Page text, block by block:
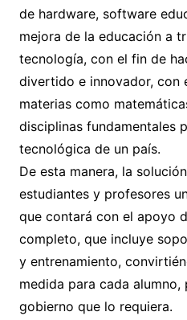
de hardware, software
mejora de la educación a
tecnología, con el fin de
divertido e innovador, con
materias como
disciplinas fundamentales
tecnológica de un país.
De esta manera, la
estudiantes y profesores
que contará con el apoyo
completo, que incluye
y entrenamiento,
medida para cada alumno,
gobierno que lo requiera.